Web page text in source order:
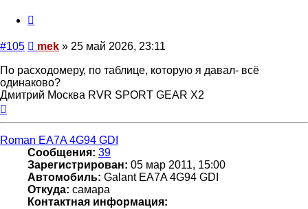
#105 Сообщение
mek » 25 май 2026, 23:11
По расходомеру, по таблице, которую я давал- всё
одинаково?
Дмитрий Москва RVR SPORT GEAR X2
к
Roman EA7A 4G94 GDI
Сообщения: 39
Зарегистрирован: 05 мар 2011, 15:00
Автомобиль: Galant EA7A 4G94 GDI
Откуда: самара
Контактная информация: